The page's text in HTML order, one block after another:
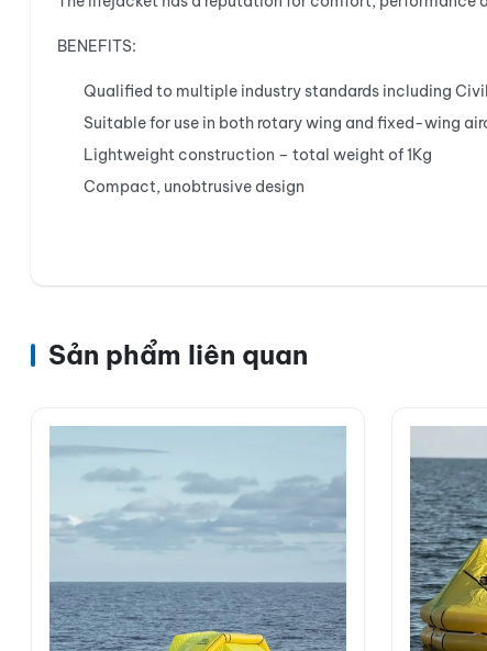
BENEFITS:
Qualified to multiple industry standards including
Suitable for use in both rotary wing and fixed-wing
Lightweight construction – total weight of 1Kg
Compact, unobtrusive design
Sản phẩm liên quan